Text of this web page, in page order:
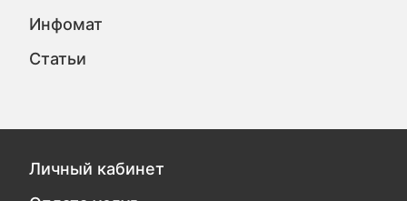
Инфомат
Статьи
Личный кабинет